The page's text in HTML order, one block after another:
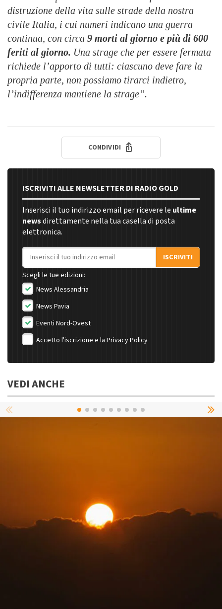
distruzione della vita sulle strade della nostra
civile Italia, i cui numeri indicano una guerra
continua, con circa 9 morti al giorno e più di 600
feriti al giorno. Una strage che per essere fermata
richiede l’apporto di tutti: ciascuno deve fare la
propria parte, non possiamo tirarci indietro,
l’indifferenza mantiene la strage”.
CONDIVIDI
ISCRIVITI ALLE NEWSLETTER DI RADIO GOLD
Inserisci il tuo indirizzo email per ricevere le ultime
newsdirettamente nella tua casella di posta
elettronica.
Indirizzo email
ISCRIVITI
Scegli le tue edizioni:
News Alessandria
News Pavia
Eventi Nord-Ovest
Accetto l'iscrizione e la Privacy Policy
VEDI ANCHE